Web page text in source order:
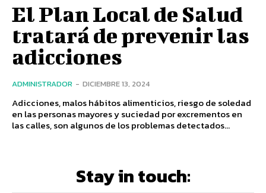
El Plan Local de Salud
tratará de prevenir las
adicciones
ADMINISTRADOR - DICIEMBRE 13, 2024
Adicciones, malos hábitos alimenticios, riesgo de soledad
en las personas mayores y suciedad por excrementos en
las calles, son algunos de los problemas detectados...
Stay in touch: